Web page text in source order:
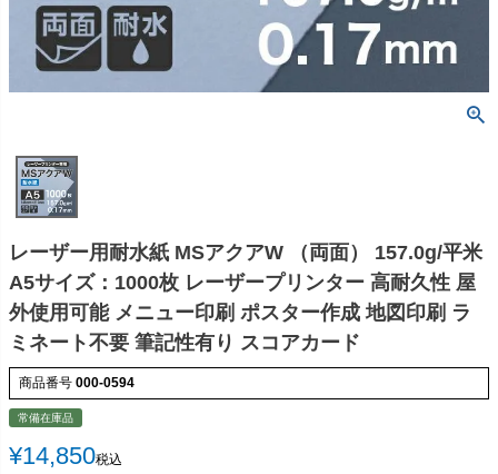
レーザー用耐水紙 MSアクアW （両面） 157.0g/平米
A5サイズ：1000枚 レーザープリンター 高耐久性 屋
外使用可能 メニュー印刷 ポスター作成 地図印刷 ラ
ミネート不要 筆記性有り スコアカード
商品番号 000-0594
常備在庫品
¥14,850税込